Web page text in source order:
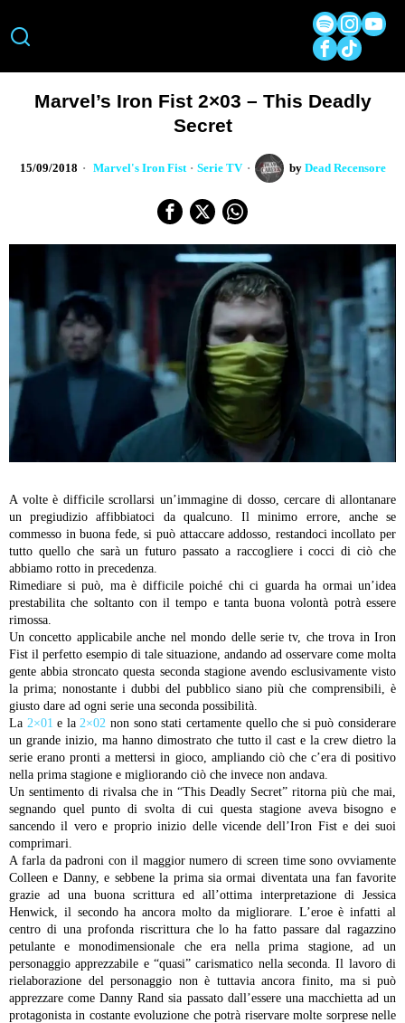
Marvel’s Iron Fist 2×03 – This Deadly
Secret
15/09/2018 Marvel's Iron Fist · Serie TV by Dead Recensore
A volte è difficile scrollarsi un’immagine di dosso, cercare di allontanare
un pregiudizio affibbiatoci da qualcuno. Il minimo errore, anche se
commesso in buona fede, si può attaccare addosso, restandoci incollato per
tutto quello che sarà un futuro passato a raccogliere i cocci di ciò che
abbiamo rotto in precedenza.
Rimediare si può, ma è difficile poiché chi ci guarda ha ormai un’idea
prestabilita che soltanto con il tempo e tanta buona volontà potrà essere
rimossa.
Un concetto applicabile anche nel mondo delle serie tv, che trova in Iron
Fist il perfetto esempio di tale situazione, andando ad osservare come molta
gente abbia stroncato questa seconda stagione avendo esclusivamente visto
la prima; nonostante i dubbi del pubblico siano più che comprensibili, è
giusto dare ad ogni serie una seconda possibilità.
La 2×01 e la 2×02 non sono stati certamente quello che si può considerare
un grande inizio, ma hanno dimostrato che tutto il cast e la crew dietro la
serie erano pronti a mettersi in gioco, ampliando ciò che c’era di positivo
nella prima stagione e migliorando ciò che invece non andava.
Un sentimento di rivalsa che in “This Deadly Secret” ritorna più che mai,
segnando quel punto di svolta di cui questa stagione aveva bisogno e
sancendo il vero e proprio inizio delle vicende dell’Iron Fist e dei suoi
comprimari.
A farla da padroni con il maggior numero di screen time sono ovviamente
Colleen e Danny, e sebbene la prima sia ormai diventata una fan favorite
grazie ad una buona scrittura ed all’ottima interpretazione di Jessica
Henwick, il secondo ha ancora molto da migliorare. L’eroe è infatti al
centro di una profonda riscrittura che lo ha fatto passare dal ragazzino
petulante e monodimensionale che era nella prima stagione, ad un
personaggio apprezzabile e “quasi” carismatico nella seconda. Il lavoro di
rielaborazione del personaggio non è tuttavia ancora finito, ma si può
apprezzare come Danny Rand sia passato dall’essere una macchietta ad un
protagonista in costante evoluzione che potrà riservare molte sorprese nelle